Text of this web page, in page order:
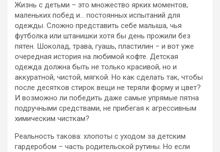
Жизнь с детьми – это множество ярких моментов,
маленьких побед и… постоянных испытаний для
одежды. Сложно представить себе малыша, чья
футболка или штанишки хотя бы день прожили без
пятен. Шоколад, трава, гуашь, пластилин – и вот уже
очередная история на любимой кофте. Детская
одежда должна быть не только красивой, но и
аккуратной, чистой, мягкой. Но как сделать так, чтобы
после десятков стирок вещи не теряли форму и цвет?
И возможно ли победить даже самые упрямые пятна
подручными средствами, не прибегая к агрессивным
химическим чисткам?
Реальность такова: хлопоты с уходом за детским
гардеробом – часть родительской рутины. Но если